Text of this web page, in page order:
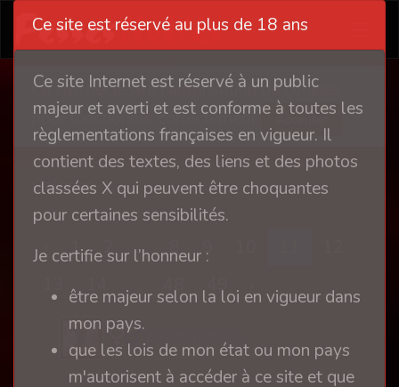
Ce site nécessite l'autorisation de cookies
pour fonctionner correctement
Accepter
Galeries
‹ 1 2 ... 8 9
48 49
headmasters
Ce site est réservé au plus de 18 ans
Ce site Internet est réservé à un public
majeur et averti et est conforme à toutes les
règlementations françaises en vigueur. Il
contient des textes, des liens et des photos
classées X qui peuvent être choquantes
pour certaines sensibilités.
Je certifie sur l’honneur :
être majeur selon la loi en vigueur dans
mon pays.
que les lois de mon état ou mon pays
m'autorisent à accéder à ce site et que